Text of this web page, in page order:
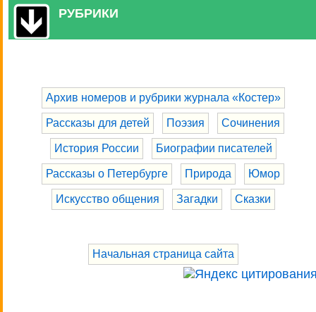
РУБРИКИ
Архив номеров и рубрики журнала «Костер»
Рассказы для детей Поэзия Сочинения
История России Биографии писателей
Рассказы о Петербурге Природа Юмор
Искусство общения Загадки Сказки
Начальная страница сайта